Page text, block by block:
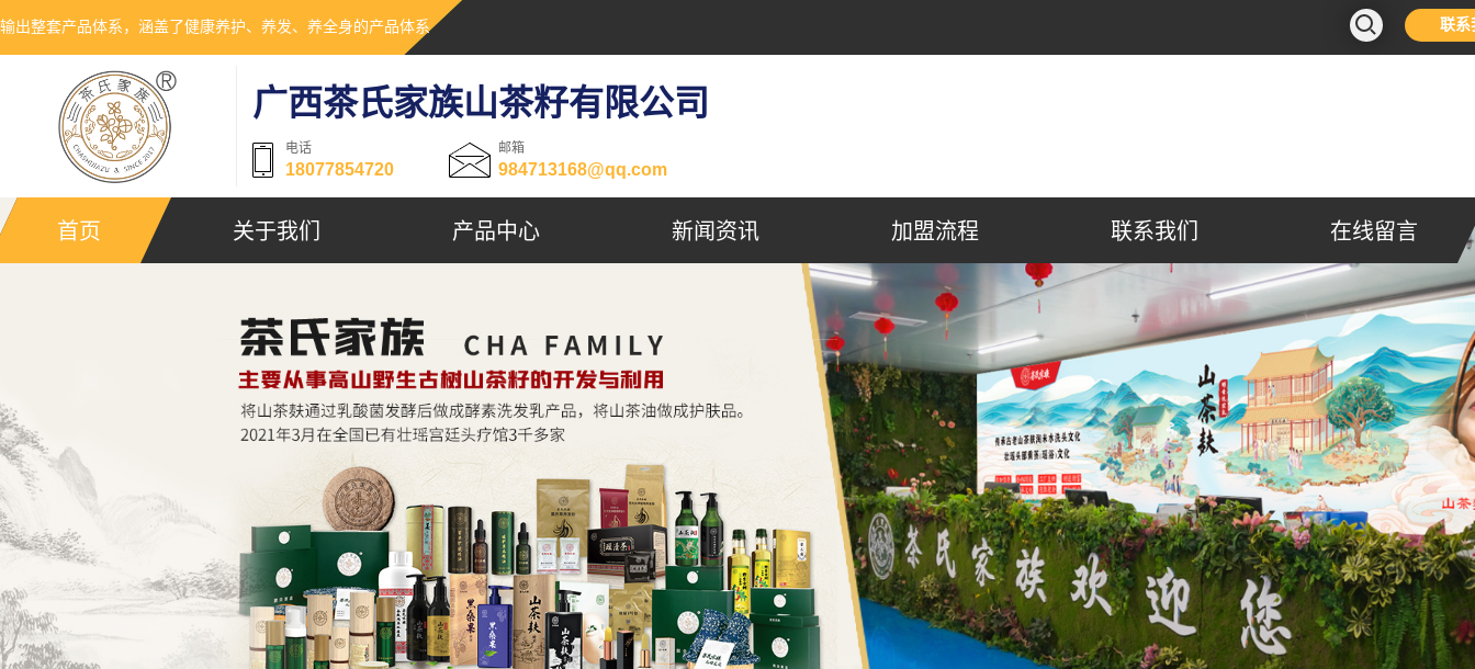
输出整套产品体系，涵盖了健康养护、养发、养全身的产品体系 联系
广西茶氏家族山茶籽有限公司
电话
18077854720
邮箱
984713168@qq.com
首页 关于我们 产品中心 新闻资讯 加盟流程 联系我们 在线留言